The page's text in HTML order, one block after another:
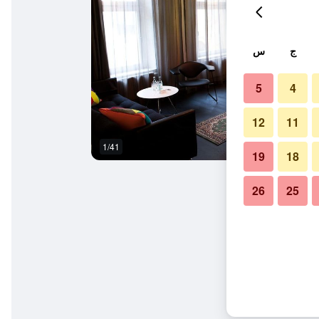
1/41
ج س
4
5
11
12
18
19
25
26